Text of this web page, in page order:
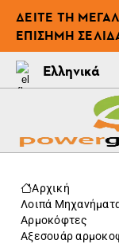
ΔΕΊΤΕ ΤΗ
ΕΠΊΣΗΜΗ
Ελληνικά
Αρχική
Λοιπά
Αρμοκόφτες
Αξεσουάρ